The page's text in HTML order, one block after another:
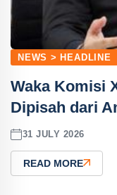
NEWS > HEADLINE
Waka Komisi
Dipisah dari
31 JULY 2026
READ MORE